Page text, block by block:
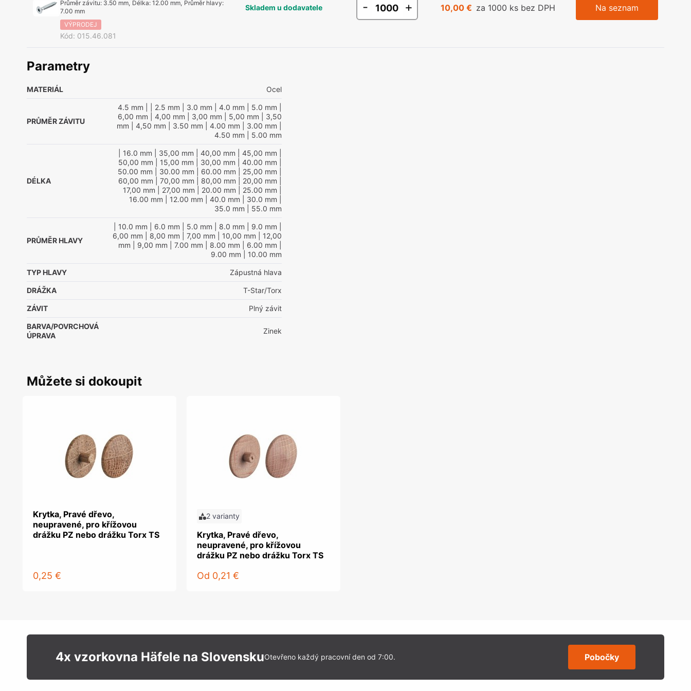
Průměr závitu: 3.50 mm, Délka: 12.00 mm, Průměr hlavy:
7.00 mm
VÝPRODEJ
Kód: 015.46.081
Skladem u dodavatele - + 10,00 € za 1000 ks bez DPH Na seznam
Parametry
MATERIÁL Ocel
PRŮMĚR ZÁVITU
4.5 mm | 2.5 mm | 3.0 mm | 4.0 mm | 5.0 mm
6,00 mm | 4,00 mm | 3,00 mm | 5,00 mm | 3,50
mm | 4,50 mm | 3.50 mm | 4.00 mm | 3.00 mm
4.50 mm | 5.00 mm
DÉLKA
| 16.0 mm | 35,00 mm | 40,00 mm | 45,00 mm
50,00 mm | 15,00 mm | 30,00 mm | 40.00 mm
50.00 mm | 30.00 mm | 60.00 mm | 25,00 mm
60,00 mm | 70,00 mm | 80,00 mm | 20,00 mm
17,00 mm | 27,00 mm | 20.00 mm | 25.00 mm
16.00 mm | 12.00 mm | 40.0 mm | 30.0 mm
35.0 mm | 55.0 mm
PRŮMĚR HLAVY
| 10.0 mm | 6.0 mm | 5.0 mm | 8.0 mm | 9.0 mm
6,00 mm | 8,00 mm | 7,00 mm | 10,00 mm | 12,00
mm | 9,00 mm | 7.00 mm | 8.00 mm | 6.00 mm
9.00 mm | 10.00 mm
TYP HLAVY Zápustná hlava
DRÁŽKA T-Star/Torx
ZÁVIT Plný závit
BARVA/POVRCHOVÁ
ÚPRAVA
Zinek
Můžete si dokoupit
Krytka, Pravé dřevo,
neupravené, pro křížovou
drážku PZ nebo drážku Torx TS
0,25 €
2 varianty
Krytka, Pravé dřevo,
neupravené, pro křížovou
drážku PZ nebo drážku Torx TS
Od 0,21 €
4x vzorkovna Häfele na SlovenskuOtevřeno každý pracovní den od 7:00. Pobočky